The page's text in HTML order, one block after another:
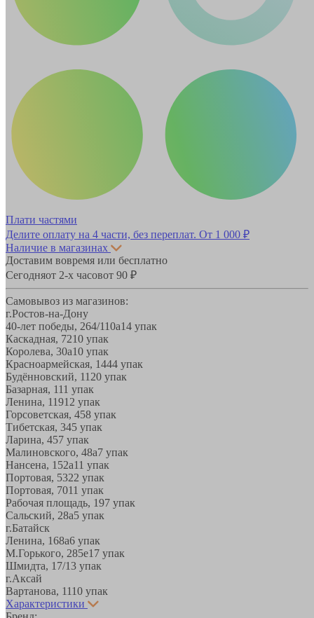
Плати частями
Делите оплату на 4 части, без переплат. От 1 000 ₽
Наличие в магазинах
Доставим вовремя или бесплатно
Сегодняот 2-х часовот 90 ₽
Самовывоз из магазинов:
г.Ростов-на-Дону
40-лет победы, 264/110а14 упак
Каскадная, 7210 упак
Королева, 30а10 упак
Красноармейская, 1444 упак
Будённовский, 11 20 упак
Базарная, 111 упак
Ленина, 11912 упак
Горсоветская, 458 упак
Тибетская, 345 упак
Ларина, 457 упак
Малиновского, 48а7 упак
Нансена, 152а11 упак
Портовая, 5322 упак
Портовая, 7011 упак
Рабочая площадь, 197 упак
Сальский, 28a5 упак
г.Батайск
Ленина, 168а6 упак
М.Горького, 285е17 упак
Шмидта, 17/13 упак
г.Аксай
Вартанова, 1110 упак
Характеристики